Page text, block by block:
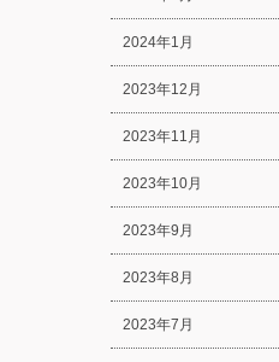
2024年1月
2023年12月
2023年11月
2023年10月
2023年9月
2023年8月
2023年7月